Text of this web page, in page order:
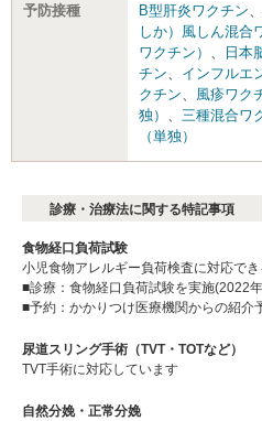
予防接種 B型肝炎ワクチン
しか）風しん混合
ワクチン）
日本
チン
インフルエ
クチン
風疹ワク
独）
三種混合ワ
（単独）
診療・治療法に関する特記事項
食物経口負荷試験
小児食物アレルギー負荷検査に対応でき
■診療：食物経口負荷試験を実施(2022
■予約：かかりつけ医療機関からの紹介
尿道スリング手術（TVT・TOTなど）
TVT手術に対応しています
自然分娩・正常分娩